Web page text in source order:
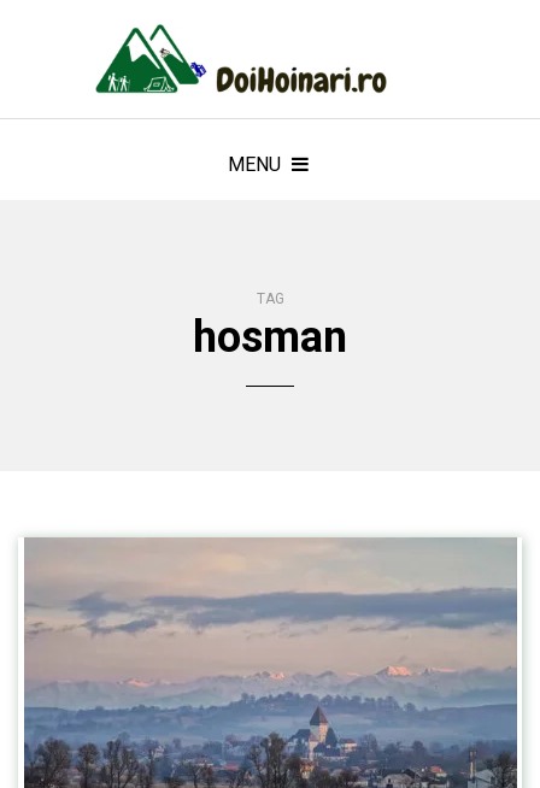
MENU
TAG
hosman